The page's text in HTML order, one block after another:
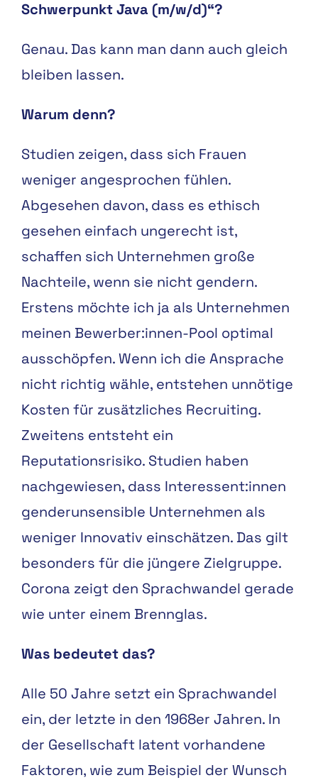
Schwerpunkt Java (m/w/d)“?
Genau. Das kann man dann auch gleich
bleiben lassen.
Warum denn?
Studien zeigen, dass sich Frauen
weniger angesprochen fühlen.
Abgesehen davon, dass es ethisch
gesehen einfach ungerecht ist,
schaffen sich Unternehmen große
Nachteile, wenn sie nicht gendern.
Erstens möchte ich ja als Unternehmen
meinen Bewerber:innen-Pool optimal
ausschöpfen. Wenn ich die Ansprache
nicht richtig wähle, entstehen unnötige
Kosten für zusätzliches Recruiting.
Zweitens entsteht ein
Reputationsrisiko. Studien haben
nachgewiesen, dass Interessent:innen
genderunsensible Unternehmen als
weniger Innovativ einschätzen. Das gilt
besonders für die jüngere Zielgruppe.
Corona zeigt den Sprachwandel gerade
wie unter einem Brennglas.
Was bedeutet das?
Alle 50 Jahre setzt ein Sprachwandel
ein, der letzte in den 1968er Jahren. In
der Gesellschaft latent vorhandene
Faktoren, wie zum Beispiel der Wunsch